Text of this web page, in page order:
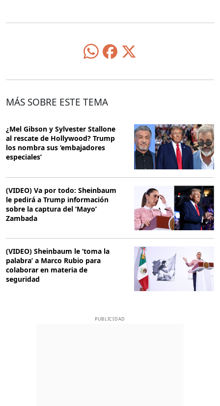
MÁS SOBRE ESTE TEMA
¿Mel Gibson y Sylvester Stallone
al rescate de Hollywood? Trump
los nombra sus ‘embajadores
especiales’
(VIDEO) Va por todo: Sheinbaum
le pedirá a Trump información
sobre la captura del ‘Mayo’
Zambada
(VIDEO) Sheinbaum le ‘toma la
palabra’ a Marco Rubio para
colaborar en materia de
seguridad
PUBLICIDAD